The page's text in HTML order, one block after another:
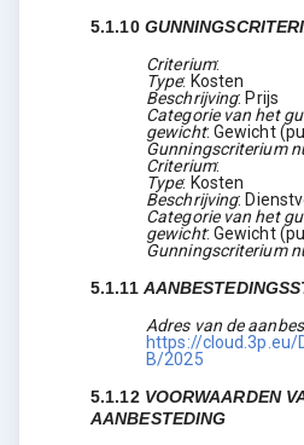
5.1.10
Criterium:
Type: Kosten
Beschrijving: Prijs
Categorie van het
gewicht: Gewicht
Gunningscriterium
Criterium:
Type: Kosten
Beschrijving:
Categorie van het
gewicht: Gewicht
Gunningscriterium
5.1.11
Adres van de
https://
B/2025
5.1.12 VOORWAARDEN
AANBESTEDING